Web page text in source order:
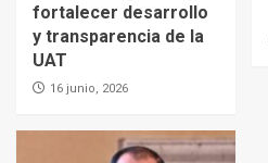
fortalecer desarrollo
y transparencia de la
UAT
16 junio, 2026